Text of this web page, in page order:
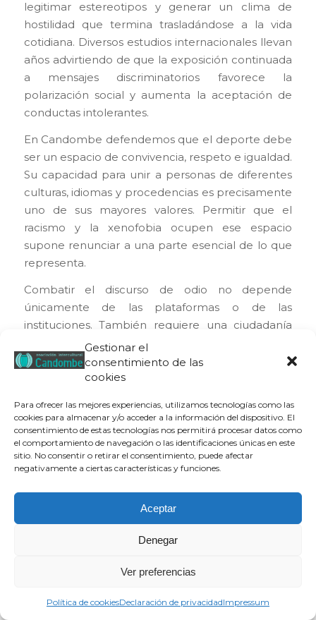
Gestionar el
consentimiento de las
cookies
Para ofrecer las mejores experiencias, utilizamos tecnologías como las
cookies para almacenar y/o acceder a la información del dispositivo. El
consentimiento de estas tecnologías nos permitirá procesar datos como
el comportamiento de navegación o las identificaciones únicas en este
sitio. No consentir o retirar el consentimiento, puede afectar
negativamente a ciertas características y funciones.
Aceptar
Denegar
Ver preferencias
Política de cookiesDeclaración de privacidadImpressum
legitimar estereotipos y generar un clima de
hostilidad que termina trasladándose a la vida
cotidiana. Diversos estudios internacionales llevan
años advirtiendo de que la exposición continuada
a mensajes discriminatorios favorece la
polarización social y aumenta la aceptación de
conductas intolerantes.
En Candombe defendemos que el deporte debe
ser un espacio de convivencia, respeto e igualdad.
Su capacidad para unir a personas de diferentes
culturas, idiomas y procedencias es precisamente
uno de sus mayores valores. Permitir que el
racismo y la xenofobia ocupen ese espacio
supone renunciar a una parte esencial de lo que
representa.
Combatir el discurso de odio no depende
únicamente de las plataformas o de las
instituciones. También requiere una ciudadanía
capaz de identificar estos mensajes, rechazarlos y
no contribuir a su difusión. Denunciar un
contenido discriminatorio, cuestionar un
son gestos que ayudan a construir espacios más
seguros, tanto dentro como fuera de Internet.
Porque detrás de cada estadística hay personas. Y
detrás de cada mensaje de odio, una realidad que
no podemos permitir que se convierta en
POST FACEBOOK